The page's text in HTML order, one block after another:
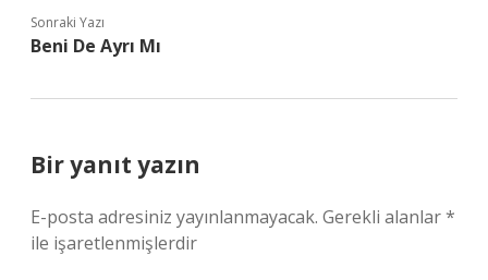
Sonraki Yazı
Beni De Ayrı Mı
Bir yanıt yazın
E-posta adresiniz yayınlanmayacak. Gerekli alanlar*
ile işaretlenmişlerdir